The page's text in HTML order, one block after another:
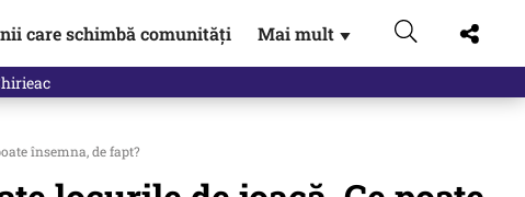
care schimbă comunități Mai mult ▼
însemna, de fapt?